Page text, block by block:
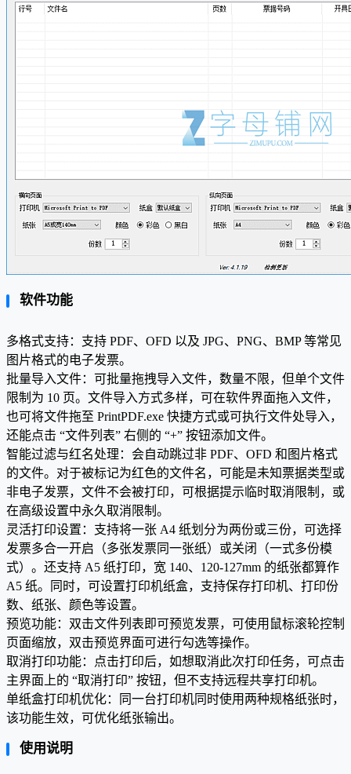
软件功能
多格式支持：支持 PDF、OFD 以及 JPG、PNG、BMP 等常见
图片格式的电子发票。
批量导入文件：可批量拖拽导入文件，数量不限，但单个文件
限制为 10 页。文件导入方式多样，可在软件界面拖入文件，
也可将文件拖至 PrintPDF.exe 快捷方式或可执行文件处导入，
还能点击 “文件列表” 右侧的 “+” 按钮添加文件。
智能过滤与红名处理：会自动跳过非 PDF、OFD 和图片格式
的文件。对于被标记为红色的文件名，可能是未知票据类型或
非电子发票，文件不会被打印，可根据提示临时取消限制，或
在高级设置中永久取消限制。
灵活打印设置：支持将一张 A4 纸划分为两份或三份，可选择
发票多合一开启（多张发票同一张纸）或关闭（一式多份模
式）。还支持 A5 纸打印，宽 140、120-127mm 的纸张都算作
A5 纸。同时，可设置打印机纸盒，支持保存打印机、打印份
数、纸张、颜色等设置。
预览功能：双击文件列表即可预览发票，可使用鼠标滚轮控制
页面缩放，双击预览界面可进行勾选等操作。
取消打印功能：点击打印后，如想取消此次打印任务，可点击
主界面上的 “取消打印” 按钮，但不支持远程共享打印机。
单纸盒打印机优化：同一台打印机同时使用两种规格纸张时，
该功能生效，可优化纸张输出。
使用说明